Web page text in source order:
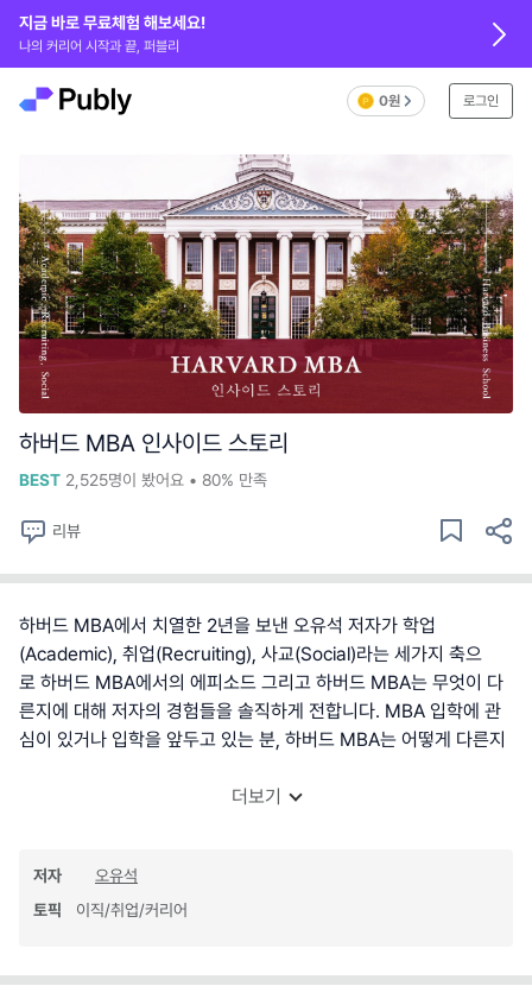
0원 로그인
지금 바로 무료체험 해보세요!
나의 커리어 시작과 끝, 퍼블리
하버드 MBA 인사이드 스토리
BEST 2,525명이 봤어요 • 80% 만족
리뷰
하버드 MBA에서 치열한 2년을 보낸 오유석 저자가 학업
(Academic), 취업(Recruiting), 사교(Social)라는 세가지 축으
로 하버드 MBA에서의 에피소드 그리고 하버드 MBA는 무엇이 다
른지에 대해 저자의 경험들을 솔직하게 전합니다. MBA 입학에 관
심이 있거나 입학을 앞두고 있는 분, 하버드 MBA는 어떻게 다른지
더보기
저자
오유석
토픽
이직/취업/커리어